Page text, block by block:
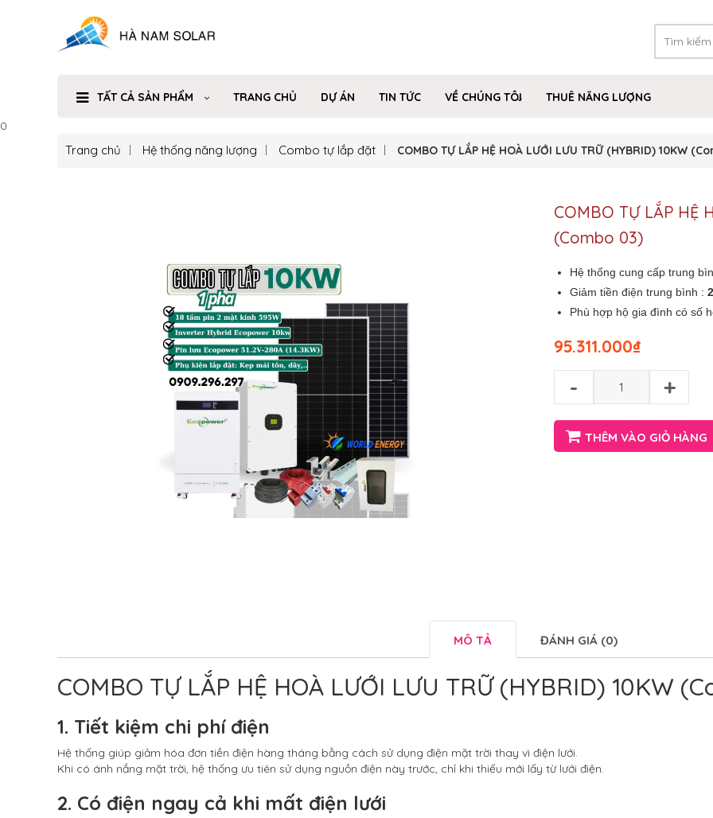
TẤT CẢ SẢN PHẨM TRANG CHỦ DỰ ÁN TIN TỨC VỀ CHÚNG TÔI THUÊ NĂNG LƯỢNG
0
Trang chủ Hệ thống năng lượng Combo tự lắp đặt COMBO TỰ LẮP HỆ HOÀ LƯỚI LƯU TRỮ (HYBRID) 10KW
COMBO TỰ LẮP HỆ
(Combo 03)
Hệ thống cung cấp trung
Giảm tiền điện trung bình :
Phù hợp hộ gia đình có số
₫
95.311.000
- +
THÊM VÀO GIỎ HÀNG
MÔ TẢ ĐÁNH GIÁ (0)
COMBO TỰ LẮP HỆ HOÀ LƯỚI LƯU TRỮ (HYBRID) 10KW
1. Tiết kiệm chi phí điện
Hệ thống giúp giảm hóa đơn tiền điện hàng tháng bằng cách sử dụng điện mặt trời thay vì điện lưới.
Khi có ánh nắng mặt trời, hệ thống ưu tiên sử dụng nguồn điện này trước, chỉ khi thiếu mới lấy từ lưới điện.
2. Có điện ngay cả khi mất điện lưới